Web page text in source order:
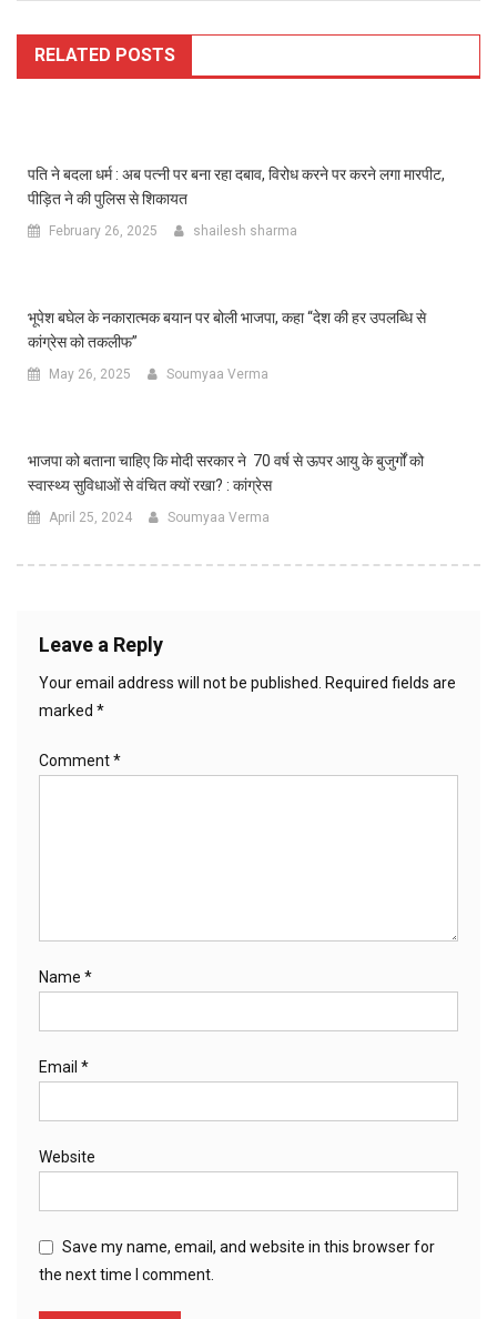
RELATED POSTS
पति ने बदला धर्म : अब पत्नी पर बना रहा दबाव, विरोध करने पर करने लगा मारपीट,
पीड़ित ने की पुलिस से शिकायत
February 26, 2025 shailesh sharma
भूपेश बघेल के नकारात्मक बयान पर बोली भाजपा, कहा “देश की हर उपलब्धि से
कांग्रेस को तकलीफ”
May 26, 2025 Soumyaa Verma
भाजपा को बताना चाहिए कि मोदी सरकार ने 70 वर्ष से ऊपर आयु के बुजुर्गों को
स्वास्थ्य सुविधाओं से वंचित क्यों रखा? : कांग्रेस
April 25, 2024 Soumyaa Verma
Leave a Reply
Your email address will not be published.
Required fields are
marked *
Comment*
Name *
Email *
Website
Save my name, email, and website in this browser for
the next time I comment.